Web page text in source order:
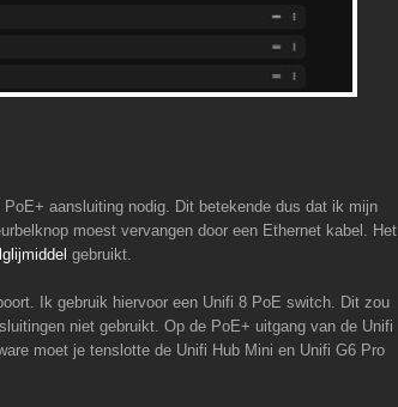
aansluiting nodig. Dit betekende dus dat ik mijn
moest vervangen door een Ethernet kabel. Het
gebruikt.
Ik gebruik hiervoor een Unifi 8 PoE switch. Dit zou
niet gebruikt. Op de PoE+ uitgang van de Unifi
moet je tenslotte de Unifi Hub Mini en Unifi G6 Pro